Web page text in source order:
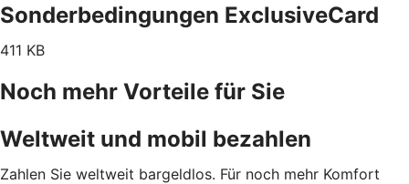
Sonderbedingungen ExclusiveCard
411 KB
Noch mehr Vorteile für Sie
Weltweit und mobil bezahlen
Zahlen Sie weltweit bargeldlos. Für noch mehr Komfort